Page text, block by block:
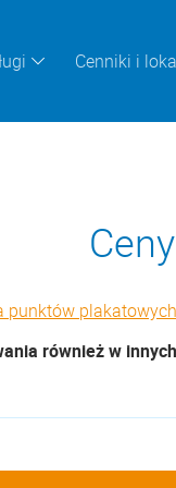
Cenniki i
punktów plakatowych
również w